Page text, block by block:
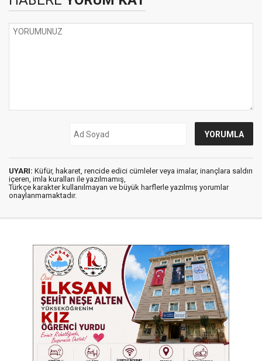
UYARI: Küfür, hakaret, rencide edici cümleler veya imalar, inançlara saldırı
içeren, imla kuralları ile yazılmamış,
Türkçe karakter kullanılmayan ve büyük harflerle yazılmış yorumlar
onaylanmamaktadır.